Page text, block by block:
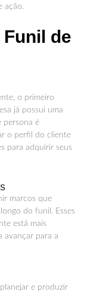
ação.
de
o primeiro
já possui uma
persona é
o perfil do cliente
para adquirir seus
marcos que
do funil. Esses
está mais
avançar para a
e produzir